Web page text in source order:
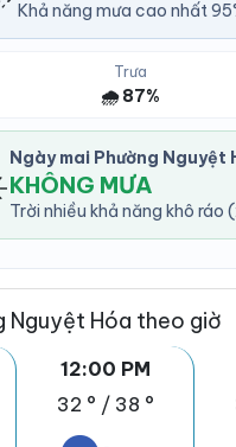
Khả năng mưa cao nhất
Trưa
🌧️ 87%
Ngày mai Phường Nguyệt
KHÔNG MƯA
Trời nhiều khả năng khô ráo
Nguyệt Hóa theo giờ
12:00 PM
32 ° / 38 °